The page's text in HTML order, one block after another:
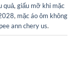
quả, giấu mỡ khi mặc
, mặc áo ôm không
ann chery us.